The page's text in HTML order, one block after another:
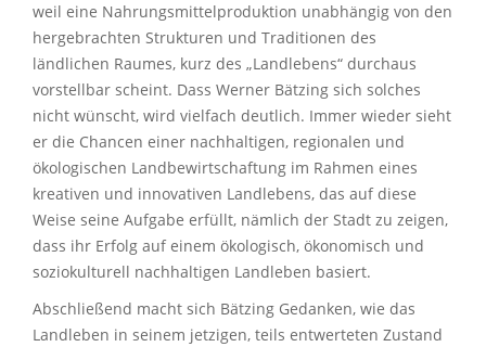
weil eine Nahrungsmittelproduktion unabhängig von den
hergebrachten Strukturen und Traditionen des
ländlichen Raumes, kurz des „Landlebens“ durchaus
vorstellbar scheint. Dass Werner Bätzing sich solches
nicht wünscht, wird vielfach deutlich. Immer wieder sieht
er die Chancen einer nachhaltigen, regionalen und
ökologischen Landbewirtschaftung im Rahmen eines
kreativen und innovativen Landlebens, das auf diese
Weise seine Aufgabe erfüllt, nämlich der Stadt zu zeigen,
dass ihr Erfolg auf einem ökologisch, ökonomisch und
soziokulturell nachhaltigen Landleben basiert.
Abschließend macht sich Bätzing Gedanken, wie das
Landleben in seinem jetzigen, teils entwerteten Zustand